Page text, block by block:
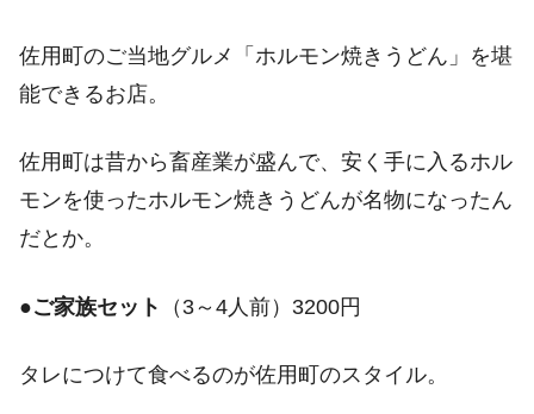
佐用町のご当地グルメ「ホルモン焼きうどん」を堪
能できるお店。
佐用町は昔から畜産業が盛んで、安く手に入るホル
モンを使ったホルモン焼きうどんが名物になったん
だとか。
●ご家族セット （3～4人前）3200円
タレにつけて食べるのが佐用町のスタイル。